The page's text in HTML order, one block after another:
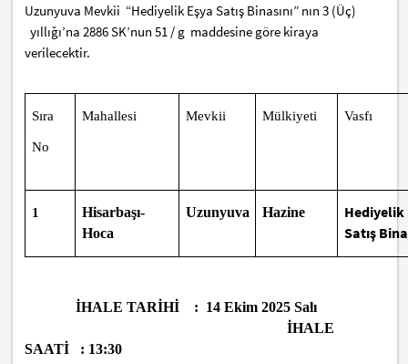
Uzunyuva Mevkii “Hediyelik Eşya Satış Binasını” nın 3 (Üç)
yıllığı’na 2886 SK’nun 51 / g maddesine göre kiraya
verilecektir.
Sıra
No
Mahallesi Mevkii Mülkiyeti Vasfı
1
Hisarbaşı-
Hoca
Uzunyuva Hazine
Hediyelik
Satış
İHALE TARİHİ : 14 Ekim 2025 Salı
İHALE
SAATİ : 13:30